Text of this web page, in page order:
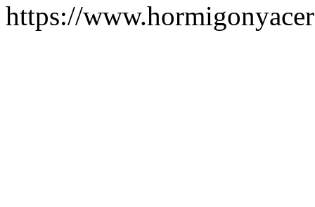
https://